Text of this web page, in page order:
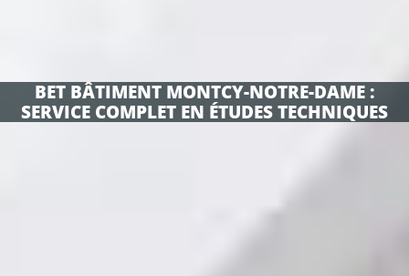
BET BÂTIMENT MONTCY-NOTRE-DAME :
SERVICE COMPLET EN ÉTUDES TECHNIQUES